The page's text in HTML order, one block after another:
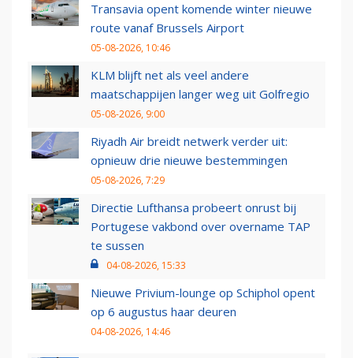
Transavia opent komende winter nieuwe
route vanaf Brussels Airport
05-08-2026, 10:46
KLM blijft net als veel andere
maatschappijen langer weg uit Golfregio
05-08-2026, 9:00
Riyadh Air breidt netwerk verder uit:
opnieuw drie nieuwe bestemmingen
05-08-2026, 7:29
Directie Lufthansa probeert onrust bij
Portugese vakbond over overname TAP
te sussen
04-08-2026, 15:33
Nieuwe Privium-lounge op Schiphol opent
op 6 augustus haar deuren
04-08-2026, 14:46